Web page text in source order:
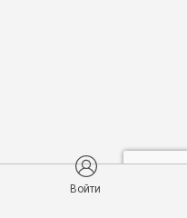
Войти